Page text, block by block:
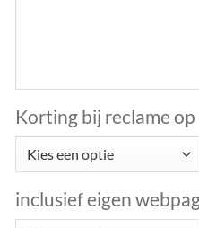
Korting bij reclame
inclusief eigen